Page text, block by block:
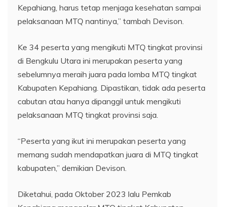
Kepahiang, harus tetap menjaga kesehatan sampai
pelaksanaan MTQ nantinya,” tambah Devison.
Ke 34 peserta yang mengikuti MTQ tingkat provinsi
di Bengkulu Utara ini merupakan peserta yang
sebelumnya meraih juara pada lomba MTQ tingkat
Kabupaten Kepahiang. Dipastikan, tidak ada peserta
cabutan atau hanya dipanggil untuk mengikuti
pelaksanaan MTQ tingkat provinsi saja.
“Peserta yang ikut ini merupakan peserta yang
memang sudah mendapatkan juara di MTQ tingkat
kabupaten,” demikian Devison.
Diketahui, pada Oktober 2023 lalu Pemkab